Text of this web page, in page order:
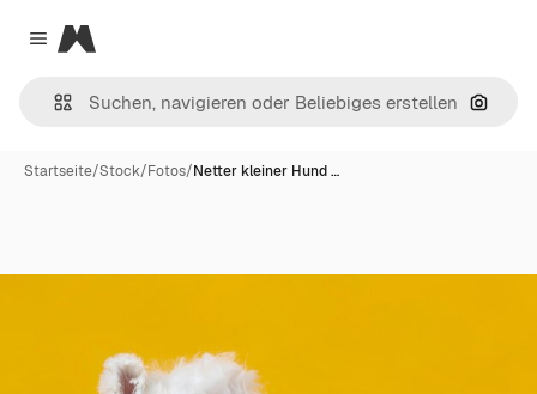
Close menu
Magnific
Nach
Startseite/Stock/Fotos/Netter kleiner Hund …